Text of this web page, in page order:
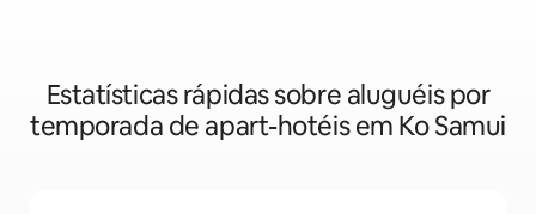
Estatísticas rápidas sobre aluguéis por
temporada de apart-hotéis em Ko Samui